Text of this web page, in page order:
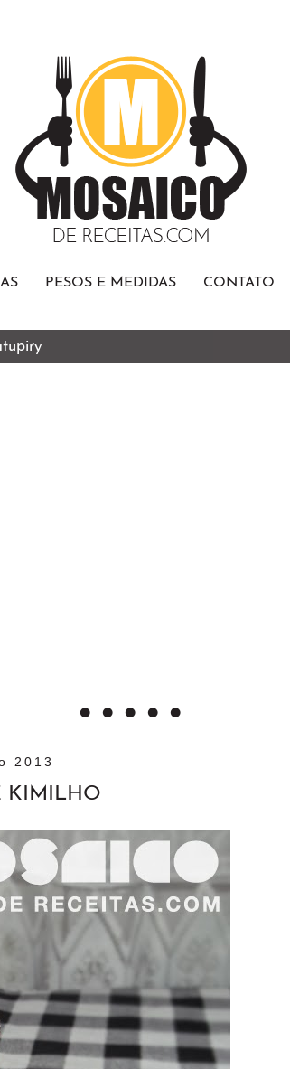
PESOS E MEDIDAS CONTATO
2013
KIMILHO